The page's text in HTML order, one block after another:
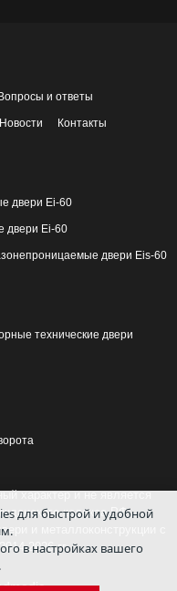
Вопросы и ответы
Новости Контакты
двери Ei-60
двери Ei-60
двери Eis-60
технические двери
характер и не является
кодекса РФ.
и металлоконструкции с
2026 гг.
для быстрой и удобной
в настройках вашего